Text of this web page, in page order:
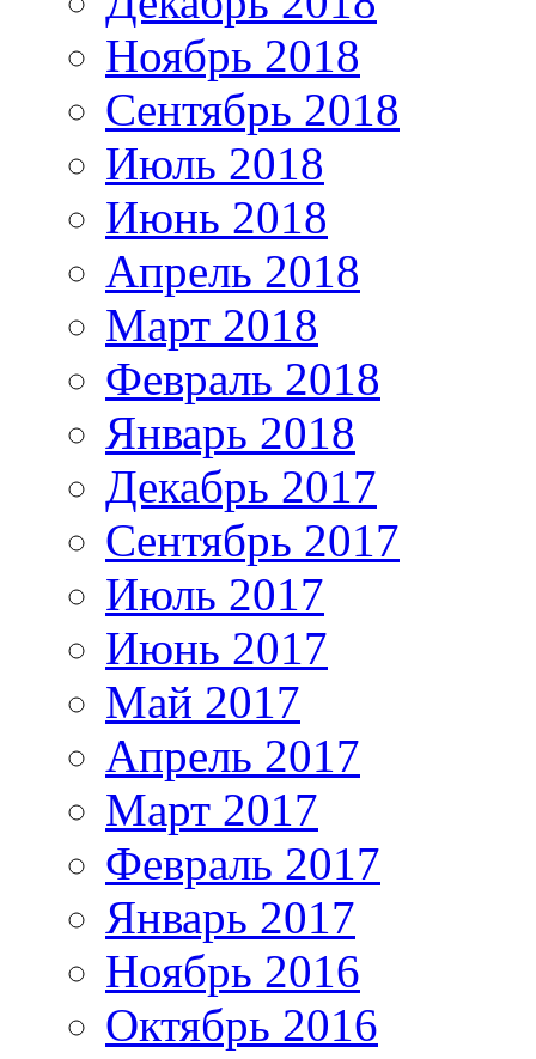
Ноябрь 2018
Сентябрь 2018
Июль 2018
Июнь 2018
Апрель 2018
Март 2018
Февраль 2018
Январь 2018
Декабрь 2017
Сентябрь 2017
Июль 2017
Июнь 2017
Май 2017
Апрель 2017
Март 2017
Февраль 2017
Январь 2017
Ноябрь 2016
Октябрь 2016